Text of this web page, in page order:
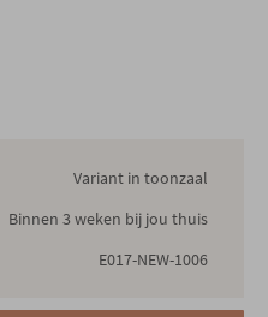
Variant in toonzaal
Binnen 3 weken bij jou thuis
E017-NEW-1006